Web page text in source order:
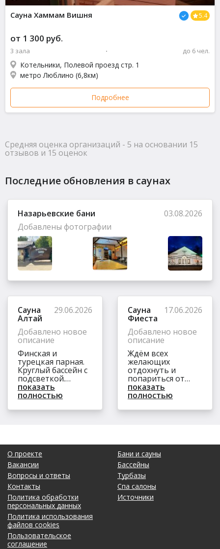
5.4
Сауна Хаммам Вишня
от 1 300 руб.
3 зала до 6 чел.
Котельники, Полевой проезд стр. 1
метро Люблино (6,8км)
Подробнее
Средняя оценка организаций - 5 на основании 15
отзывов и 15 оценок
Последние обновления в саунах
03.08.2026
Назарьевские бани
Добавлены фотографии
29.06.2026
Сауна
Алтай
Добавлено новое
описание
Финская и
турецкая парная.
Круглый бассейн с
подсветкой.
Веники.
Парильщик.
принадлежности.
комната отдыха.
Банкетный зал.
Кухня: Русская,
европейская.
Парковка.
показать
полностью
17.06.2026
Сауна
Фиеста
Добавлено новое
описание
Ждём всех
желающих
отдохнуть и
попариться от
души.
показать
полностью
О проекте
Вакансии
Вопросы и ответы
Контакты
Политика обработки
персональных данных
Политика использования
файлов cookies
Пользовательское
соглашение
Бани и сауны
Бассейны
Турбазы
Спа салоны
Источники